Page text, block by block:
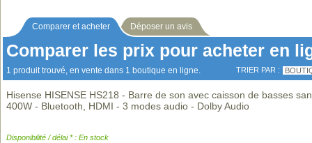
Comparer et acheter Déposer un avis
Comparer les prix pour acheter en
1 produit trouvé, en vente dans 1 boutique en ligne. TRIER PAR :
Hisense HISENSE HS218 - Barre de son avec caisson de basses
400W - Bluetooth, HDMI - 3 modes audio - Dolby Audio
Disponibilité / délai * : En stock